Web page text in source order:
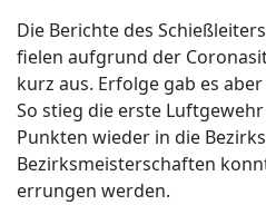
Die Berichte des
fielen aufgrund der
kurz aus. Erfolge gab es
So stieg die erste
Punkten wieder in die
Bezirksmeisterschaften
errungen werden.